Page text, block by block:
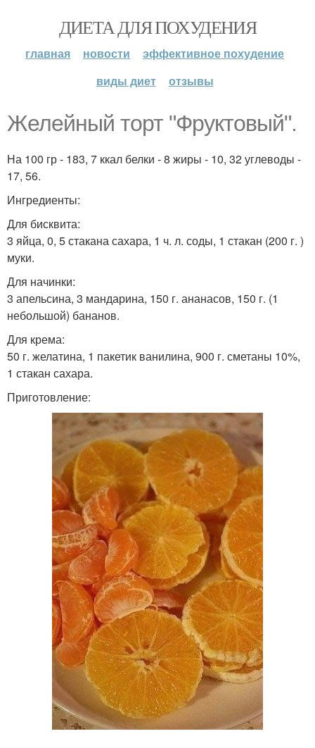
ДИЕТА ДЛЯ ПОХУДЕНИЯ
главная новости
эффективное похудение
виды диет
отзывы
Желейный торт "Фруктовый".
На 100 гр - 183, 7 ккал белки - 8 жиры - 10, 32 углеводы -
17, 56.
Ингредиенты:
Для бисквита:
3 яйца, 0, 5 стакана сахара, 1 ч. л. соды, 1 стакан (200 г. )
муки.
Для начинки:
3 апельсина, 3 мандарина, 150 г. ананасов, 150 г. (1
небольшой) бананов.
Для крема:
50 г. желатина, 1 пакетик ванилина, 900 г. сметаны 10%,
1 стакан сахара.
Приготовление: